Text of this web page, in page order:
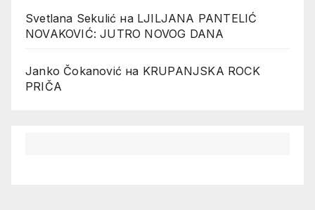
Svetlana Sekulić на LJILJANA PANTELIĆ
NOVAKOVIĆ: JUTRO NOVOG DANA
Janko Čokanović на KRUPANJSKA ROCK
PRIČA